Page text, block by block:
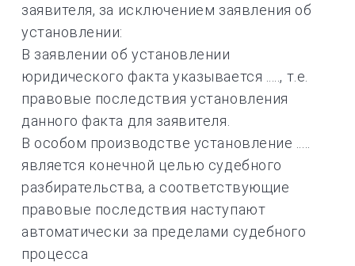
заявителя, за исключением заявления об
установлении:
В заявлении об установлении
юридического факта указывается ....., т.е.
правовые последствия установления
данного факта для заявителя.
В особом производстве установление .....
является конечной целью судебного
разбирательства, а соответствующие
правовые последствия наступают
автоматически за пределами судебного
процесса